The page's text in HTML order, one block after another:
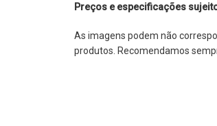
Preços e especificações
As imagens podem não
produtos. Recomendamos